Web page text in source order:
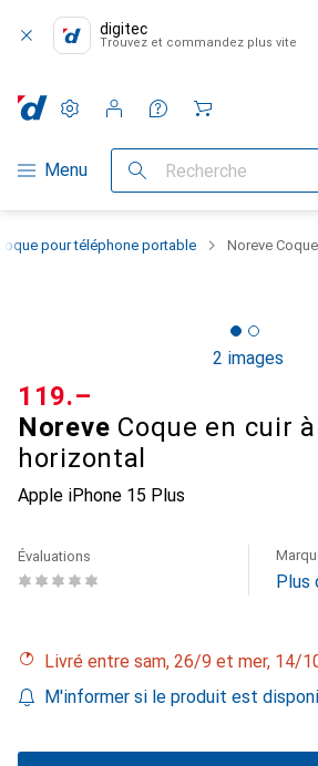
digitec
Trouvez et commandez plus vite
Navigation par catégorie
Menu Recherche
Paramètres
Compte client
Listes de comparaison
Listes d'envies
Panier
pour téléphone portable Noreve
2 images
Noreve Coque en cuir
horizontal
Apple iPhone 15 Plus
CHF
119.–
Évaluations
Plus
Livré entre sam, 26/9 et mer, 14/
M'informer si le produit est